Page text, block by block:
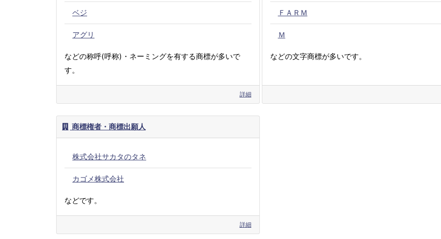
ベジ
アグリ
などの称呼(呼称)・ネーミングを有する商標が多いで
す。
詳細
ＦＡＲＭ
Ｍ
などの文字商標が多いです。
商標権者・商標出願人
株式会社サカタのタネ
カゴメ株式会社
などです。
詳細